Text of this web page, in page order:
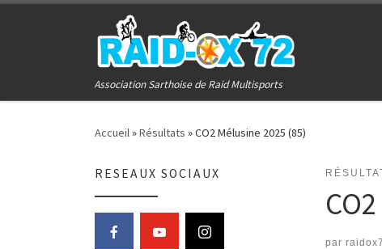
Association Sarthoise de Raid Multisports
Accueil»Résultats »CO2 Mélusine 2025 (85)
par
RESEAUX SOCIAUX